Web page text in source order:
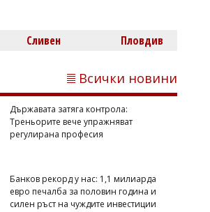
КИДЕРОВА
затяга контрола:
Сливен Пловдив
Всички новини
Държавата затяга контрола:
Треньорите вече упражняват
регулирана професия
Банков рекорд у нас: 1,1 милиарда
евро печалба за половин година и
силен ръст на чуждите инвестиции